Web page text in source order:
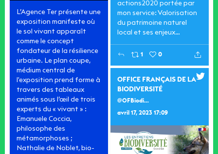
L’Agence Ter présente une
exposition manifeste où
le sol vivant apparaît
comme le concept
fondateur de la résilience
urbaine. Le plan coupe,
médium central de
l'exposition prend forme à
travers des tableaux
animés sous l’œil de trois
experts du « vivant » :
Emanuele Coccia,
philosophe des
métamorphoses ;
Nathalie de Noblet, bio-
actions2020 portée par
mon service: Valorisation
du patrimoine naturel
local et ses enjeux…
1 0
OFFICE FRANÇAIS DE LA
BIODIVERSITÉ
@OFBiodiversite
avril 17, 2023 17:09